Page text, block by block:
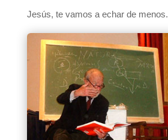
Jesús, te vamos a echar de menos.